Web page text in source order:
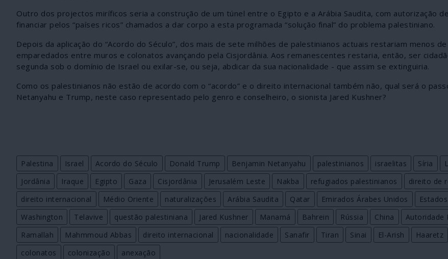
Outro dos projectos miríficos seria a construção de um túnel entre o Egipto e a Arábia Saudita, com autorização
financiar pelos “países ricos” chamados a dar corpo a esta programada “solução final” do problema palestiniano.
Depois da aplicação do “Acordo do Século”, dos mais de sete milhões de palestinianos actuais restariam menos
emparedados entre muros e colonatos avançando pela Cisjordânia. Aos remanescentes restaria, então, ser
segunda sob o domínio de Israel ou exilar-se, ou seja, abdicar da sua nacionalidade - que assim se extinguiria.
Como os palestinianos não estão de acordo com o “acordo” e o direito internacional também não, qual será o
Netanyahu e Trump, neste caso representado pelo genro e conselheiro, o sionista Jared Kushner?
Palestina Israel Acordo do Século Donald Trump Benjamin Netanyahu palestinianos israelitas Síria
Jordânia
Iraque Egipto Gaza Cisjordânia Jerusalém Leste Nakba refugiados palestinianos
direito de
direito internacional
Médio Oriente naturalizações Arábia Saudita Qatar Emirados Árabes Unidos
Washington
Telavive questão palestiniana Jared Kushner Manamá Bahrein Rússia China
Autoridade
Ramallah
Mahmmoud Abbas direito internacional nacionalidade Sanafir Tiran Sinai El-Arish Haaretz
colonatos
colonização anexação